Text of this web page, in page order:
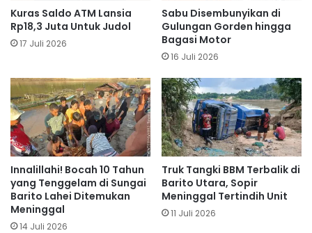
Kuras Saldo ATM Lansia
Rp18,3 Juta Untuk Judol
17 Juli 2026
Sabu Disembunyikan di
Gulungan Gorden hingga
Bagasi Motor
16 Juli 2026
Innalillahi! Bocah 10 Tahun
yang Tenggelam di Sungai
Barito Lahei Ditemukan
Meninggal
14 Juli 2026
Truk Tangki BBM Terbalik di
Barito Utara, Sopir
Meninggal Tertindih Unit
11 Juli 2026